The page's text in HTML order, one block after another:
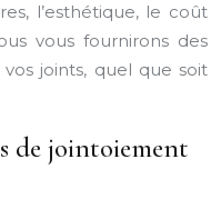
l’esthétique, le coût
vous fournirons des
joints, quel que soit
de jointoiement